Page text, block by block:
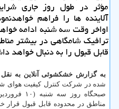
مؤثر در طول روز جاری
آلاینده ها را فراهم
اواخر وقت سه شنبه ادامه
ترافیک شامگاهی در بیشتر
قابل قبول را به دنبال خواهد
به گزارش خشکشوئی آنلاین به نقل
شده در شرکت کنترل کیفیت هوای
صبحگاه روز سه شنبه (۱۰ فروردین ۱۴۰۰) کیفیت
مناطق در محدوده قابل قبول